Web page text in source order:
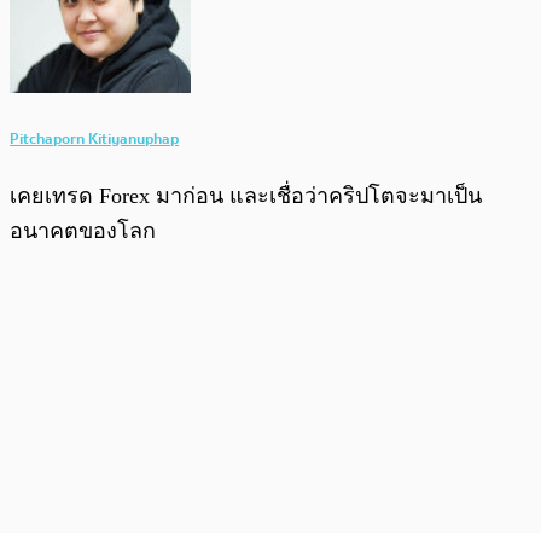
Pitchaporn Kitiyanuphap
เคยเทรด Forex มาก่อน และเชื่อว่าคริปโตจะมาเป็น
อนาคตของโลก